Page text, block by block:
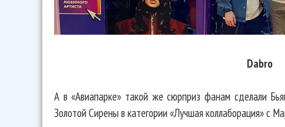
Dabro
А в «Авиапарке» такой же сюрприз фанам сделали
Золотой Сирены в категории «Лучшая коллаборация» с